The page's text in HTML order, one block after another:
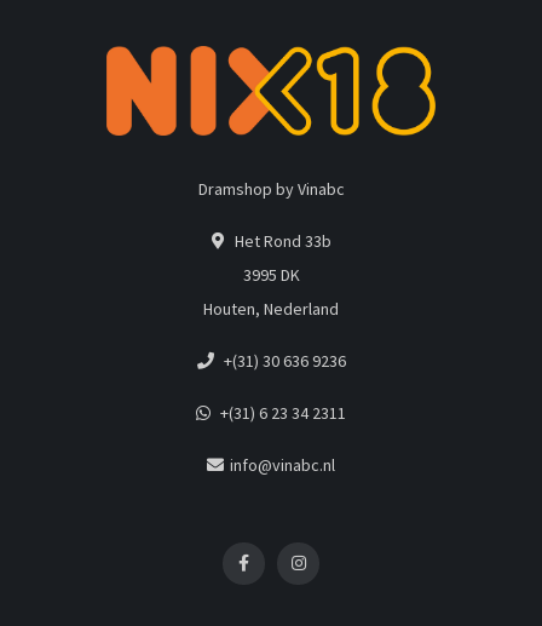
Dramshop by Vinabc
Het Rond 33b
3995 DK
Houten, Nederland
+(31) 30 636 9236
+(31) 6 23 34 2311
info@vinabc.nl